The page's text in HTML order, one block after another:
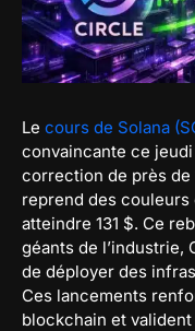
Le cours de Solana
convaincante ce
correction de près de
reprend des
atteindre 131 $. Ce
géants de l’industrie,
de déployer des
Ces lancements
blockchain et